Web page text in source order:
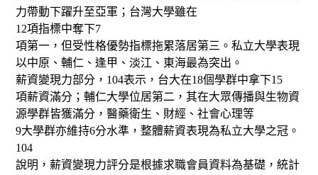
力帶動下躍升至亞軍；台灣大學雖在
12項指標中奪下7
項第一，但受性格優勢指標拖累落居第三。私立大學表現
以中原、輔仁、逢甲、淡江、東海最為突出。
薪資變現力部分， 104表示，台大在18個學群中拿下15
項薪資滿分；輔仁大學位居第二，其在大眾傳播與生物資
源學群皆獲滿分，醫藥衛生、財經、社會心理等
9大學群亦維持6分水準，整體薪資表現為私立大學之冠。
104
說明，薪資變現力評分是根據求職會員資料為基礎，統計